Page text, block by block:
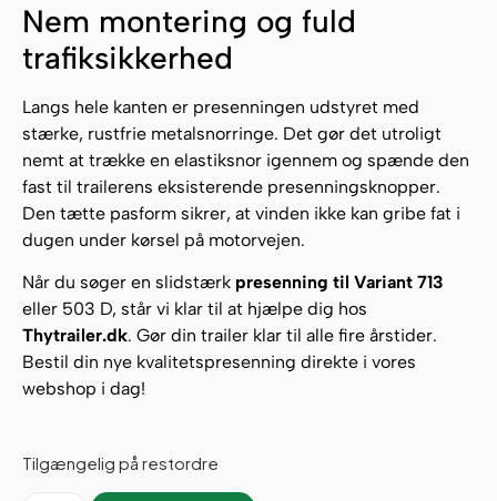
Nem montering og fuld
trafiksikkerhed
Langs hele kanten er presenningen udstyret med
stærke, rustfrie metalsnorringe. Det gør det utroligt
nemt at trække en elastiksnor igennem og spænde den
fast til trailerens eksisterende presenningsknopper.
Den tætte pasform sikrer, at vinden ikke kan gribe fat i
dugen under kørsel på motorvejen.
Når du søger en slidstærk presenning til Variant 713
eller 503 D, står vi klar til at hjælpe dig hos
Thytrailer.dk. Gør din trailer klar til alle fire årstider.
Bestil din nye kvalitetspresenning direkte i vores
webshop i dag!
Tilgængelig på restordre